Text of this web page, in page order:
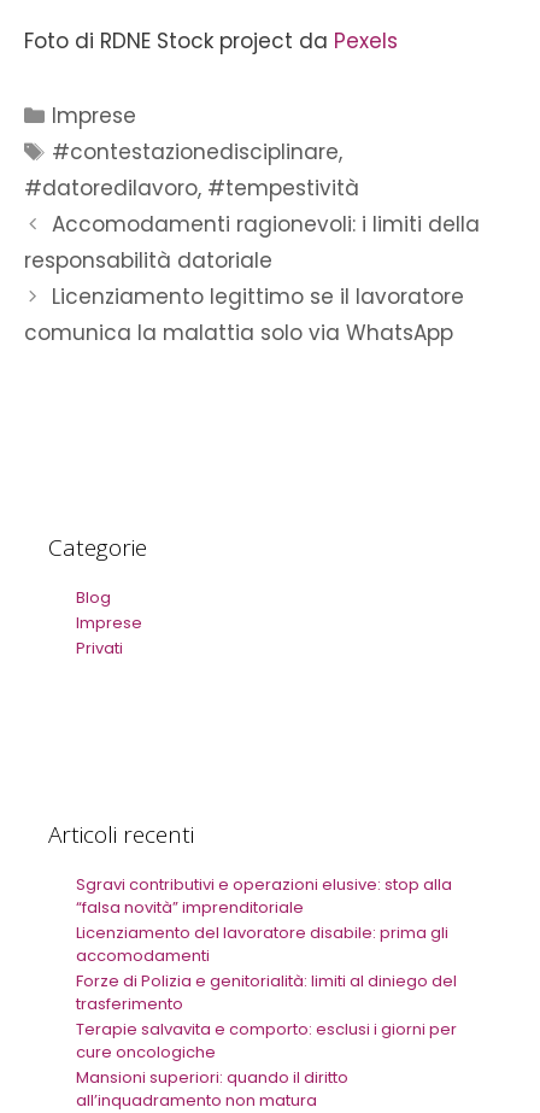
Foto di RDNE Stock project da Pexels
Imprese
#contestazionedisciplinare,
#datoredilavoro, #tempestività
Accomodamenti ragionevoli: i limiti della
responsabilità datoriale
Licenziamento legittimo se il lavoratore
comunica la malattia solo via WhatsApp
Categorie
Blog
Imprese
Privati
Articoli recenti
Sgravi contributivi e operazioni elusive: stop alla
“falsa novità” imprenditoriale
Licenziamento del lavoratore disabile: prima gli
accomodamenti
Forze di Polizia e genitorialità: limiti al diniego del
trasferimento
Terapie salvavita e comporto: esclusi i giorni per
cure oncologiche
Mansioni superiori: quando il diritto
all’inquadramento non matura